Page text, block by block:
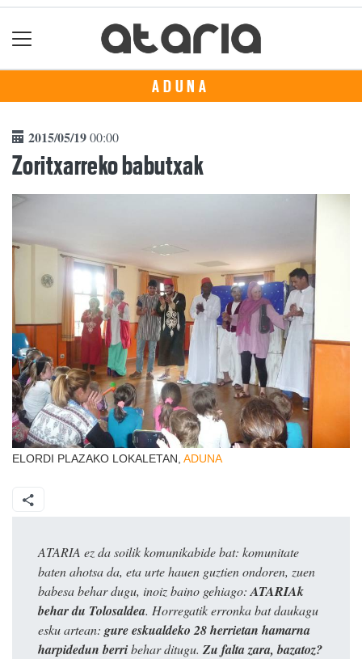
ADUNA
2015/05/1900:00
Zoritxarreko babutxak
ELORDI PLAZAKO LOKALETAN, ADUNA
ATARIA ez da soilik komunikabide bat: komunitate
baten ahotsa da, eta urte hauen guztien ondoren, zuen
babesa behar dugu, inoiz baino gehiago: ATARIAk
behar du Tolosaldea. Horregatik erronka bat daukagu
esku artean: gure eskualdeko 28 herrietan hamarna
harpidedun berribehar ditugu. Zu falta zara, bazatoz?